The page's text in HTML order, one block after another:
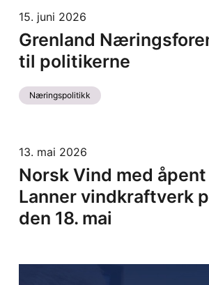
15. juni 2026
Grenland
til politikerne
Næringspolitikk
13. mai 2026
Norsk Vind med
Lanner vindkraftverk
den 18. mai